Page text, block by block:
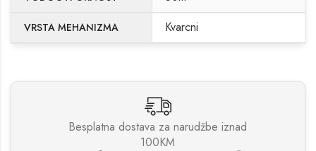
VRSTA MEHANIZMA Kvarcni
Besplatna dostava za narudžbe iznad
100KM